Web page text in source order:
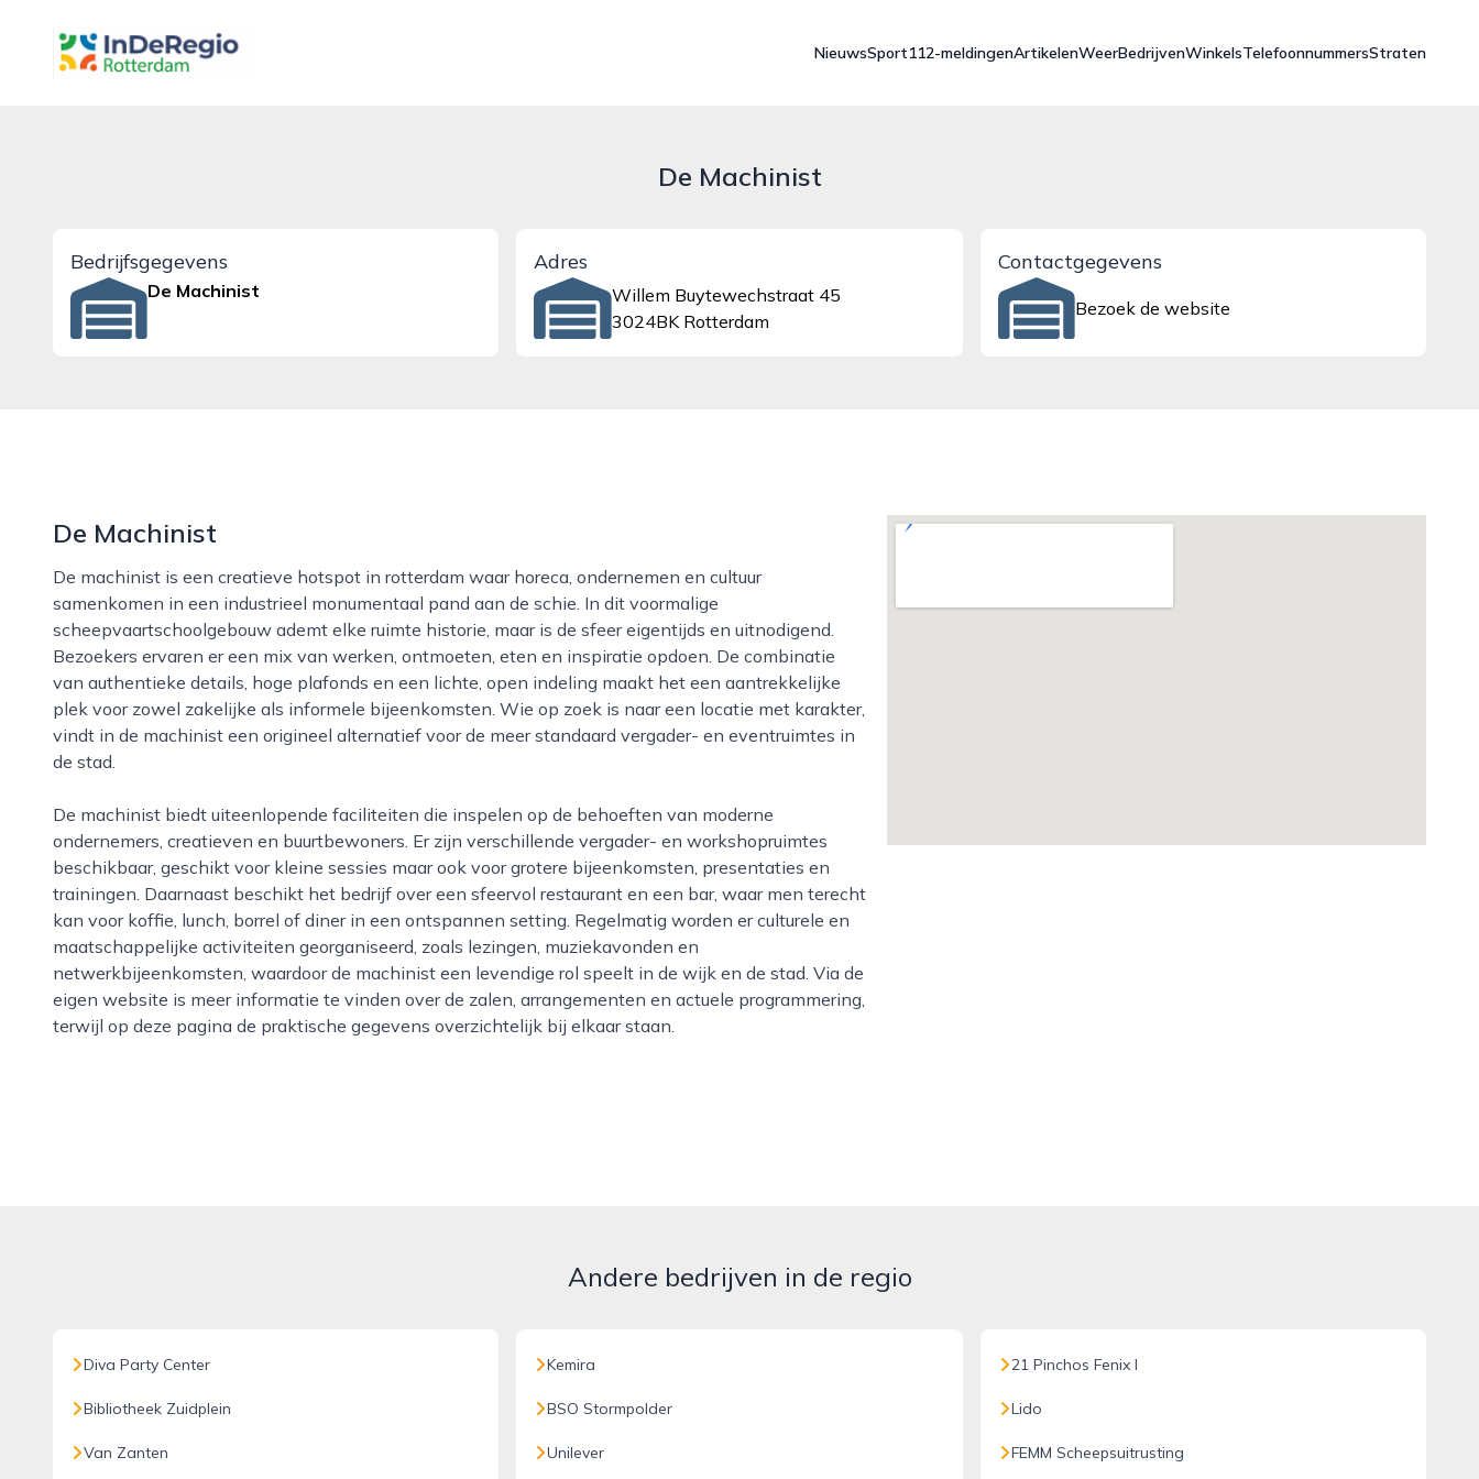
inderegiorotterdam.nl
NieuwsSport112-meldingenArtikelenWeerBedrijvenWinkelsTelefoonnummersStraten
De Machinist
Bedrijfsgegevens
De Machinist
Adres
Willem Buytewechstraat 45
3024BK Rotterdam
Contactgegevens
Bezoek de website
De Machinist
De machinist is een creatieve hotspot in rotterdam waar horeca, ondernemen en cultuur
samenkomen in een industrieel monumentaal pand aan de schie. In dit voormalige
scheepvaartschoolgebouw ademt elke ruimte historie, maar is de sfeer eigentijds en uitnodigend.
Bezoekers ervaren er een mix van werken, ontmoeten, eten en inspiratie opdoen. De combinatie
van authentieke details, hoge plafonds en een lichte, open indeling maakt het een aantrekkelijke
plek voor zowel zakelijke als informele bijeenkomsten. Wie op zoek is naar een locatie met karakter,
vindt in de machinist een origineel alternatief voor de meer standaard vergader- en eventruimtes in
de stad.
De machinist biedt uiteenlopende faciliteiten die inspelen op de behoeften van moderne
ondernemers, creatieven en buurtbewoners. Er zijn verschillende vergader- en workshopruimtes
beschikbaar, geschikt voor kleine sessies maar ook voor grotere bijeenkomsten, presentaties en
trainingen. Daarnaast beschikt het bedrijf over een sfeervol restaurant en een bar, waar men terecht
kan voor koffie, lunch, borrel of diner in een ontspannen setting. Regelmatig worden er culturele en
maatschappelijke activiteiten georganiseerd, zoals lezingen, muziekavonden en
netwerkbijeenkomsten, waardoor de machinist een levendige rol speelt in de wijk en de stad. Via de
eigen website is meer informatie te vinden over de zalen, arrangementen en actuele programmering,
terwijl op deze pagina de praktische gegevens overzichtelijk bij elkaar staan.
Andere bedrijven in de regio
Diva Party Center
Bibliotheek Zuidplein
Van Zanten
Kemira
BSO Stormpolder
Unilever
21 Pinchos Fenix I
Lido
FEMM Scheepsuitrusting